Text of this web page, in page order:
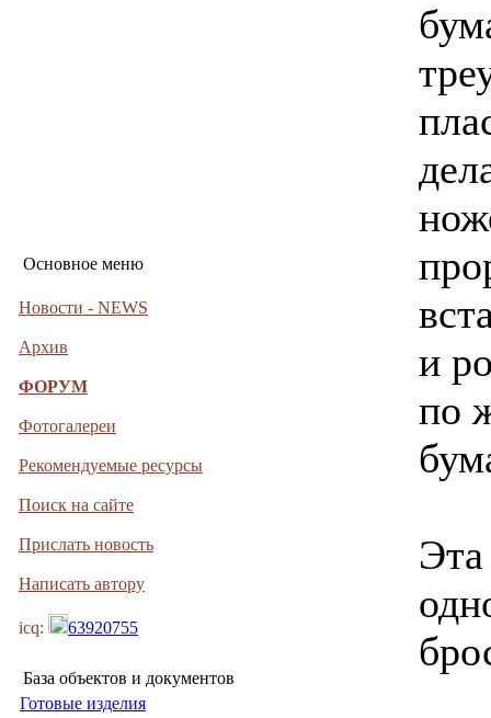
Основное меню
Новости - NEWS
Архив
ФОРУМ
Фотогалереи
Рекомендуемые ресурсы
Поиск на сайте
Прислать новость
Написать автору
icq: 63920755
База объектов и документов
Готовые изделия
и
по